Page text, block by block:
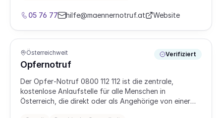
05 76 77 hilfe@maennernotruf.at Website
Österreichweit
Opfernotruf
Verifiziert
Der Opfer‑Notruf 0800 112 112 ist die zentrale,
kostenlose Anlaufstelle für alle Menschen in
Österreich, die direkt oder als Angehörige von einer